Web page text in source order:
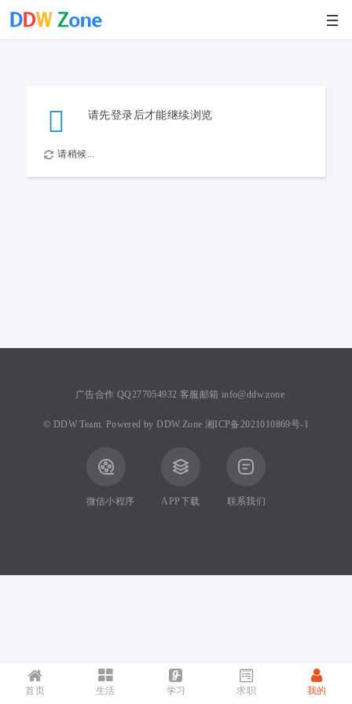
请先登录后才能继续浏览
请稍候...
首页 生活 学习 求职 我的
广告合作 QQ277054932 客服邮箱 info@ddw.zone
© DDW Team. Powered byDDW.Zone 湘ICP备2021010869号-1
微信小程序 APP下载 联系我们